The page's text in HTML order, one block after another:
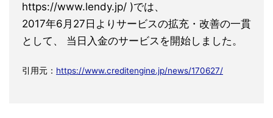
https://www.lendy.jp/ )では、
2017年6月27日よりサービスの拡充・改善の一貫
として、 当日入金のサービスを開始しました。
引用元： https://www.creditengine.jp/news/170627/